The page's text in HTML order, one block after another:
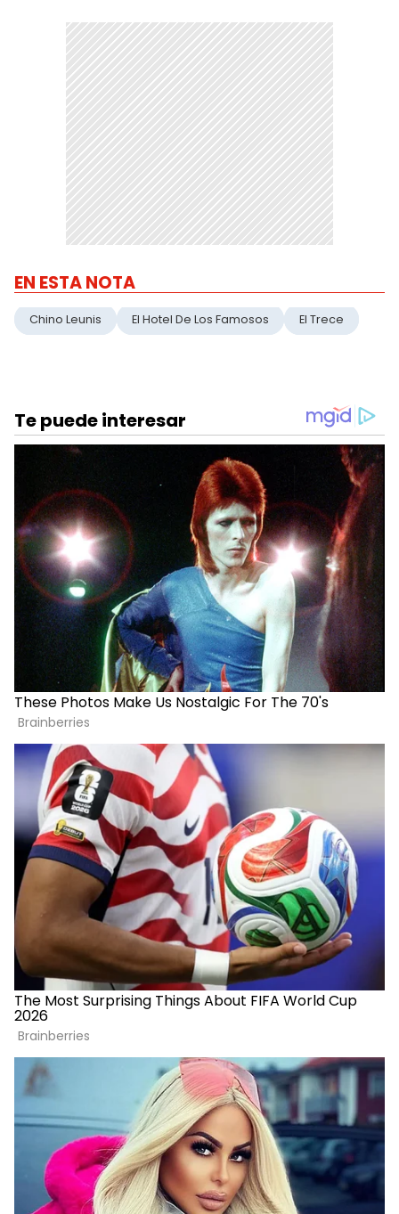
EN ESTA NOTA
Chino Leunis El Hotel De Los Famosos El Trece